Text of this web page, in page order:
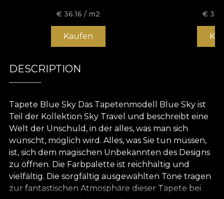
€ 36.16 / m2
Kaufen
€
DESCRIPTION
Tapete Blue Sky Das Tapetenmodell Blue Sky ist
Teil der Kollektion Sky Travel und beschreibt eine
Welt der Unschuld, in der alles, was man sich
wünscht, möglich wird. Alles, was Sie tun müssen,
ist, sich dem magischen Unbekannten des Designs
zu öffnen. Die Farbpalette ist reichhaltig und
vielfältig. Die sorgfältig ausgewählten Töne tragen
zur fantastischen Atmosphäre dieser Tapete bei.